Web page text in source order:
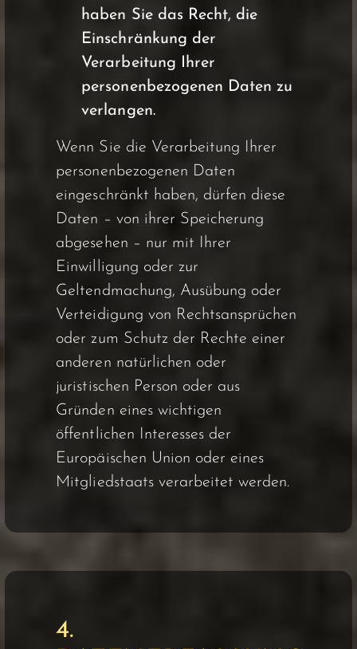
haben Sie das Recht, die
Einschränkung der
Verarbeitung Ihrer
personenbezogenen Daten zu
verlangen.
Wenn Sie die Verarbeitung Ihrer
personenbezogenen Daten
eingeschränkt haben, dürfen diese
Daten – von ihrer Speicherung
abgesehen – nur mit Ihrer
Einwilligung oder zur
Geltendmachung, Ausübung oder
Verteidigung von Rechtsansprüchen
oder zum Schutz der Rechte einer
anderen natürlichen oder
juristischen Person oder aus
Gründen eines wichtigen
öffentlichen Interesses der
Europäischen Union oder eines
Mitgliedstaats verarbeitet werden.
4.